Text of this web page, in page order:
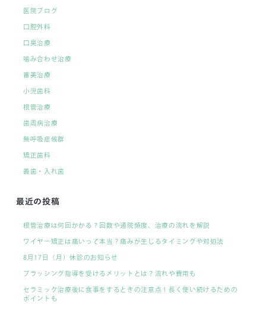
医院ブログ
口腔外科
口臭治療
噛み合わせ治療
審美治療
小児歯科
根管治療
歯周病治療
無呼吸症候群
矯正歯科
義歯・入れ歯
最近の投稿
根管治療は何回かかる？回数や通院頻度、治療の流れを解説
ワイヤー矯正は痛いって本当？痛みが生じるタイミングや対処法
8月17日（月）休診のお知らせ
ブラッシング指導を受けるメリットとは？流れや費用も
セラミック治療後に食事をするときの注意点！長く使い続けるための
ポイントも